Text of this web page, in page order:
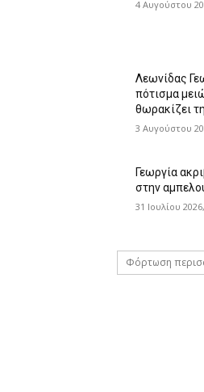
4 Αυγούστου
Λεωνίδας
πότισμα
θωρακίζει
3 Αυγούστου
Γεωργία
στην
31 Ιουλίου
Φόρτωση